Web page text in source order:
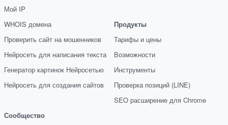
Мой IP
WHOIS домена
Проверить сайт на мошенников
Нейросеть для написания текста
Генератор картинок Нейросетью
Нейросеть для создания сайтов
Сообщество
Продукты
Тарифы и цены
Возможности
Инструменты
Проверка позиций (LINE)
SEO расширение для Chrome